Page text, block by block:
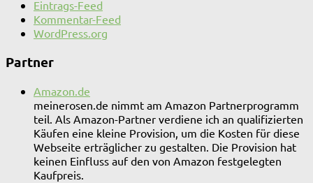
Eintrags-Feed
Kommentar-Feed
WordPress.org
Partner
Amazon.de
meinerosen.de nimmt am Amazon Partnerprogramm
teil. Als Amazon-Partner verdiene ich an qualifizierten
Käufen eine kleine Provision, um die Kosten für diese
Webseite erträglicher zu gestalten. Die Provision hat
keinen Einfluss auf den von Amazon festgelegten
Kaufpreis.